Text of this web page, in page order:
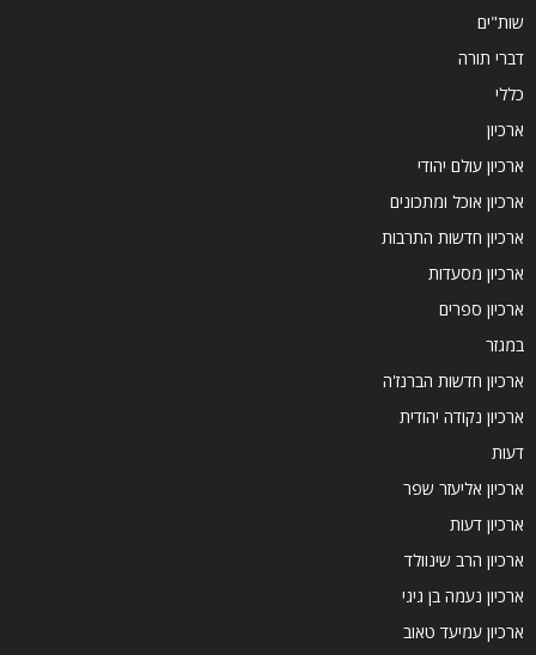
שות"ים
דברי תורה
כללי
ארכיון
ארכיון עולם יהודי
ארכיון אוכל ומתכונים
ארכיון חדשות התרבות
ארכיון מסעדות
ארכיון ספרים
במגזר
ארכיון חדשות הברנז'ה
ארכיון נקודה יהודית
דעות
ארכיון אליעזר שפר
ארכיון דעות
ארכיון הרב שינוולד
ארכיון נעמה בן גיגי
ארכיון עמיעד טאוב